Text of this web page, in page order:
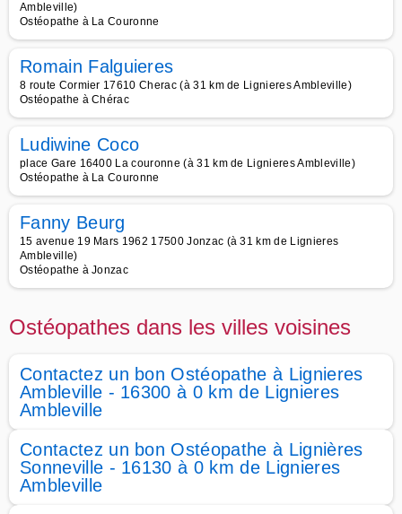
Ambleville)
Ostéopathe à La Couronne
Romain Falguieres
8 route Cormier 17610 Cherac (à 31 km de Lignieres Ambleville)
Ostéopathe à Chérac
Ludiwine Coco
place Gare 16400 La couronne (à 31 km de Lignieres Ambleville)
Ostéopathe à La Couronne
Fanny Beurg
15 avenue 19 Mars 1962 17500 Jonzac (à 31 km de Lignieres
Ambleville)
Ostéopathe à Jonzac
Ostéopathes dans les villes voisines
Contactez un bon Ostéopathe à Lignieres
Ambleville - 16300 à 0 km de Lignieres
Ambleville
Contactez un bon Ostéopathe à Lignières
Sonneville - 16130 à 0 km de Lignieres
Ambleville